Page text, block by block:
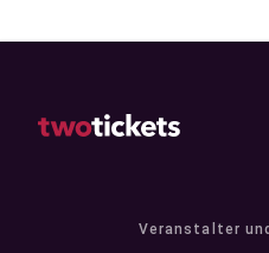
Veranstalter